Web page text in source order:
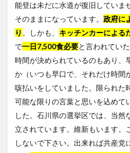
能登は未だに水道が復旧していま
そのままになっています。 政府に
り 。しかも、 キッチンカーによる
で一日7,500食必要と言われてい
時間が決められているのもあり、
か（いつも早口で、それだけ時間
咳払いをしていました。限られた
可能な限りの言葉と思いを込めて
した。石川県の選挙区では、当然
立されています。維新もいます。
しないで下さい。出来れば共産党